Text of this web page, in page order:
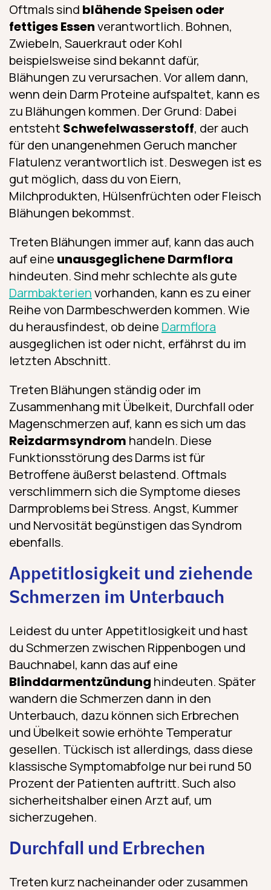
Oftmals sind blähende Speisen oder
fettiges Essenverantwortlich. Bohnen,
Zwiebeln, Sauerkraut oder Kohl
beispielsweise sind bekannt dafür,
Blähungen zu verursachen. Vor allem dann,
wenn dein Darm Proteine aufspaltet, kann es
zu Blähungen kommen. Der Grund: Dabei
entsteht Schwefelwasserstoff, der auch
für den unangenehmen Geruch mancher
Flatulenz verantwortlich ist. Deswegen ist es
gut möglich, dass du von Eiern,
Milchprodukten, Hülsenfrüchten oder Fleisch
Blähungen bekommst.
Treten Blähungen immer auf, kann das auch
auf eine unausgeglichene Darmflora
hindeuten. Sind mehr schlechte als gute
Darmbakterienvorhanden, kann es zu einer
Reihe von Darmbeschwerden kommen. Wie
du herausfindest, ob deine Darmflora
ausgeglichen ist oder nicht, erfährst du im
letzten Abschnitt.
Treten Blähungen ständig oder im
Zusammenhang mit Übelkeit, Durchfall oder
Magenschmerzen auf, kann es sich um das
Reizdarmsyndrom handeln. Diese
Funktionsstörung des Darms ist für
Betroffene äußerst belastend. Oftmals
verschlimmern sich die Symptome dieses
Darmproblems bei Stress. Angst, Kummer
und Nervosität begünstigen das Syndrom
ebenfalls.
Appetitlosigkeit und ziehende
Schmerzen im Unterbauch
Leidest du unter Appetitlosigkeit und hast
du Schmerzen zwischen Rippenbogen und
Bauchnabel, kann das auf eine
Blinddarmentzündung hindeuten. Später
wandern die Schmerzen dann in den
Unterbauch, dazu können sich Erbrechen
und Übelkeit sowie erhöhte Temperatur
gesellen. Tückisch ist allerdings, dass diese
klassische Symptomabfolge nur bei rund 50
Prozent der Patienten auftritt. Such also
sicherheitshalber einen Arzt auf, um
sicherzugehen.
Durchfall und Erbrechen
Treten kurz nacheinander oder zusammen